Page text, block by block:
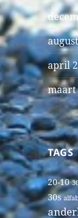
april
maart
TAGS
20-10
30s